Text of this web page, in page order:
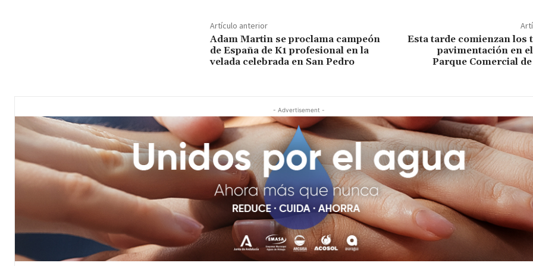
Artículo anterior
Adam Martin se proclama campeón
de España de K1 profesional en la
velada celebrada en San Pedro
Esta tarde comienzan los
pavimentación en
Parque Comercial de
- Advertisement -